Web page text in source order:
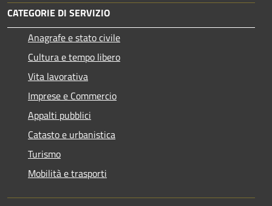
CATEGORIE DI SERVIZIO
Anagrafe e stato civile
Cultura e tempo libero
Vita lavorativa
Imprese e Commercio
Appalti pubblici
Catasto e urbanistica
Turismo
Mobilità e trasporti